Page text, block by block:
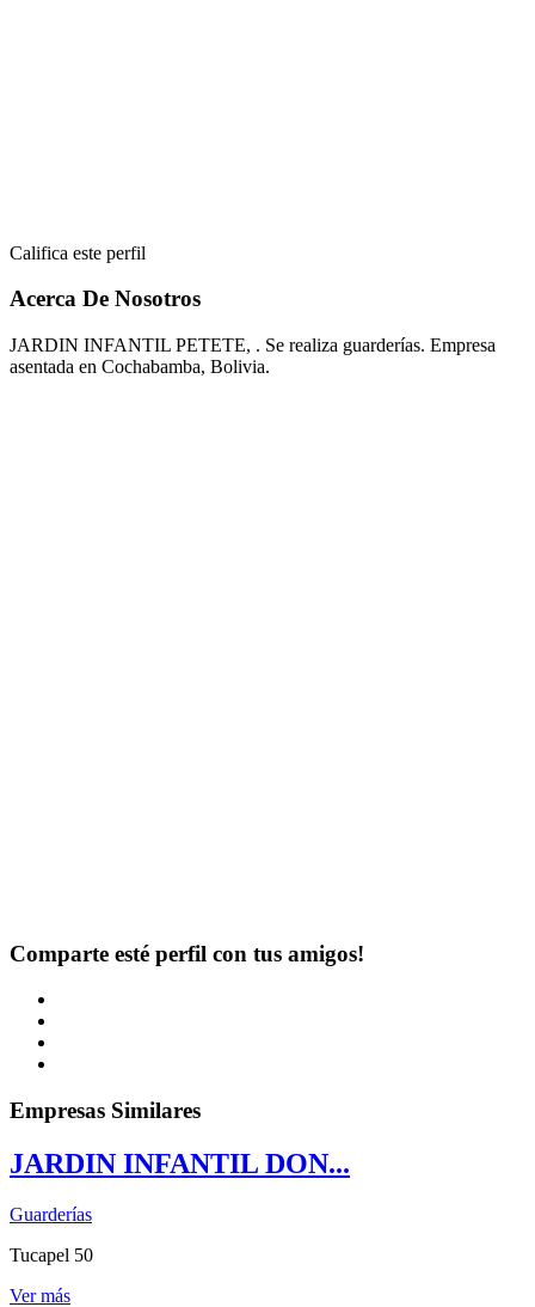
Califica este perfil
Acerca De Nosotros
JARDIN INFANTIL PETETE, . Se realiza guarderías. Empresa
asentada en Cochabamba, Bolivia.
Comparte esté perfil con tus amigos!
Empresas Similares
JARDIN INFANTIL DON...
Guarderías
Tucapel 50
Ver más